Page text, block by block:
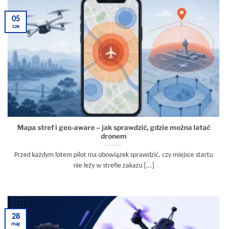
Mapa stref i geo-aware – jak sprawdzić, gdzie można latać
dronem
Przed każdym lotem pilot ma obowiązek sprawdzić, czy miejsce startu
nie leży w strefie zakazu [...]
05
cze
28
maj